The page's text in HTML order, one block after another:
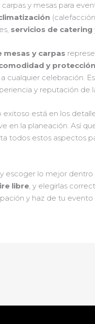
y mesas para
servicios de catering
mesas y carpas
y
cualquier celebración.
y reputación de
está en los
en la planeación. Así
todos estos aspectos
escoger lo mejor
libre, y elegirlas
y haz de tu